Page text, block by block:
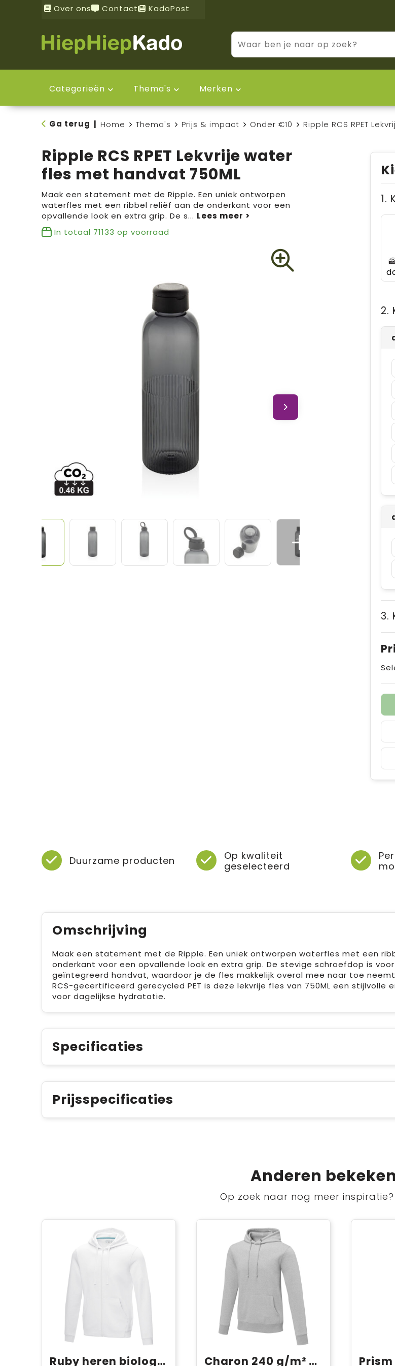
Over ons Contact KadoPost
Categorieën Thema's Merken
Ga terug Home Thema's Prijs & impact Onder €10 Ripple RCS RPET
Ripple RCS RPET Lekvrije water
fles met handvat 750ML
Maak een statement met de Ripple. Een uniek ontworpen
waterfles met een ribbel reliëf aan de onderkant voor een
opvallende look en extra grip. De s...
In totaal 71133 op voorraad
1.
2.
3.
Duurzame producten
Op kwaliteit
geselecteerd
Omschrijving
Maak een statement met de Ripple. Een uniek ontworpen waterfles met een
onderkant voor een opvallende look en extra grip. De stevige schroefdop is
geïntegreerd handvat, waardoor je de fles makkelijk overal mee naar toe
RCS-gecertificeerd gerecycled PET is deze lekvrije fles van 750ML een stijlvolle
voor dagelijkse hydratatie.
Specificaties
Prijsspecificaties
Anderen
Op zoek naar nog meer inspiratie?
Ruby heren biologische gerecyclede hoodie met volledige rits Charon 240 g/m² unisex hoodie